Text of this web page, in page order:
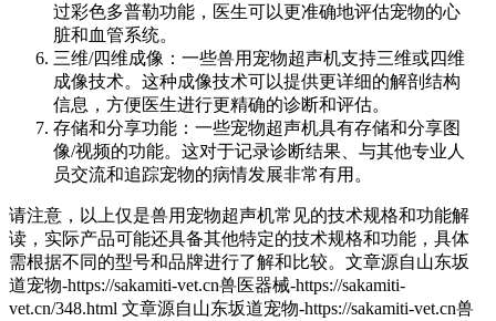
过彩色多普勒功能，医生可以更准确地评估宠物的心
脏和血管系统。
三维/四维成像：一些兽用宠物超声机支持三维或四维
成像技术。这种成像技术可以提供更详细的解剖结构
信息，方便医生进行更精确的诊断和评估。
存储和分享功能：一些宠物超声机具有存储和分享图
像/视频的功能。这对于记录诊断结果、与其他专业人
员交流和追踪宠物的病情发展非常有用。
请注意，以上仅是兽用宠物超声机常见的技术规格和功能解
读，实际产品可能还具备其他特定的技术规格和功能，具体
需根据不同的型号和品牌进行了解和比较。 文章源自山东坂
道宠物-https://sakamiti-vet.cn兽医器械-https://sakamiti-
vet.cn/348.html 文章源自山东坂道宠物-https://sakamiti-vet.cn兽